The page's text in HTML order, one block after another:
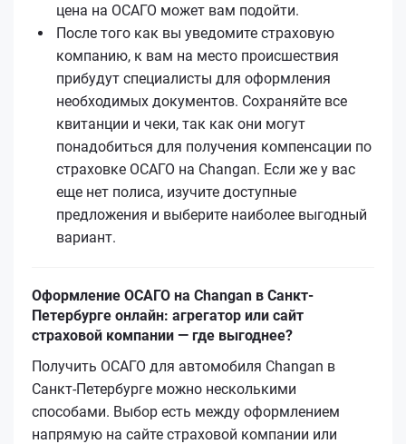
цена на ОСАГО может вам подойти.
После того как вы уведомите страховую
компанию, к вам на место происшествия
прибудут специалисты для оформления
необходимых документов. Сохраняйте все
квитанции и чеки, так как они могут
понадобиться для получения компенсации по
страховке ОСАГО на Changan. Если же у вас
еще нет полиса, изучите доступные
предложения и выберите наиболее выгодный
вариант.
Оформление ОСАГО на Changan в Санкт-
Петербурге онлайн: агрегатор или сайт
страховой компании — где выгоднее?
Получить ОСАГО для автомобиля Changan в
Санкт-Петербурге можно несколькими
способами. Выбор есть между оформлением
напрямую на сайте страховой компании или